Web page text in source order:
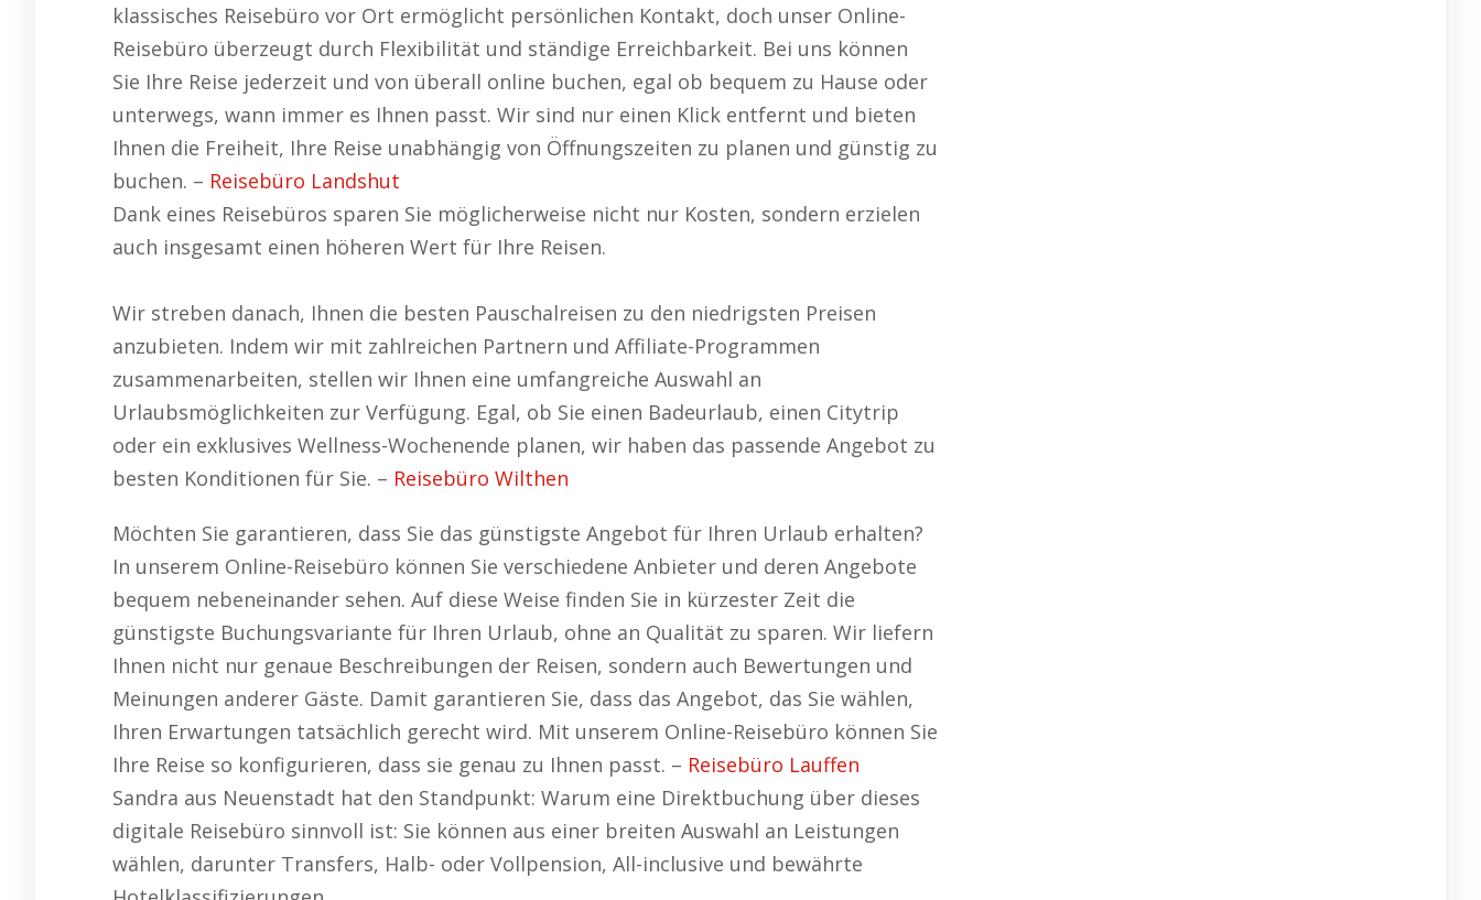
klassisches Reisebüro vor Ort ermöglicht persönlichen Kontakt, doch unser Online-
Reisebüro überzeugt durch Flexibilität und ständige Erreichbarkeit. Bei uns können
Sie Ihre Reise jederzeit und von überall online buchen, egal ob bequem zu Hause oder
unterwegs, wann immer es Ihnen passt. Wir sind nur einen Klick entfernt und bieten
Ihnen die Freiheit, Ihre Reise unabhängig von Öffnungszeiten zu planen und günstig zu
buchen. – Reisebüro Landshut
Dank eines Reisebüros sparen Sie möglicherweise nicht nur Kosten, sondern erzielen
auch insgesamt einen höheren Wert für Ihre Reisen.
Wir streben danach, Ihnen die besten Pauschalreisen zu den niedrigsten Preisen
anzubieten. Indem wir mit zahlreichen Partnern und Affiliate-Programmen
zusammenarbeiten, stellen wir Ihnen eine umfangreiche Auswahl an
Urlaubsmöglichkeiten zur Verfügung. Egal, ob Sie einen Badeurlaub, einen Citytrip
oder ein exklusives Wellness-Wochenende planen, wir haben das passende Angebot zu
besten Konditionen für Sie. – Reisebüro Wilthen
Möchten Sie garantieren, dass Sie das günstigste Angebot für Ihren Urlaub erhalten?
In unserem Online-Reisebüro können Sie verschiedene Anbieter und deren Angebote
bequem nebeneinander sehen. Auf diese Weise finden Sie in kürzester Zeit die
günstigste Buchungsvariante für Ihren Urlaub, ohne an Qualität zu sparen. Wir liefern
Ihnen nicht nur genaue Beschreibungen der Reisen, sondern auch Bewertungen und
Meinungen anderer Gäste. Damit garantieren Sie, dass das Angebot, das Sie wählen,
Ihren Erwartungen tatsächlich gerecht wird. Mit unserem Online-Reisebüro können Sie
Ihre Reise so konfigurieren, dass sie genau zu Ihnen passt. – Reisebüro Lauffen
Sandra aus Neuenstadt hat den Standpunkt: Warum eine Direktbuchung über dieses
digitale Reisebüro sinnvoll ist: Sie können aus einer breiten Auswahl an Leistungen
wählen, darunter Transfers, Halb- oder Vollpension, All-inclusive und bewährte